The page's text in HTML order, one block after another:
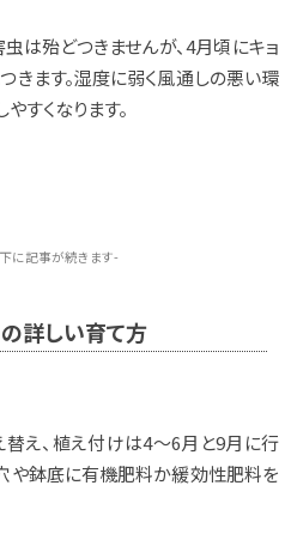
は殆どつきませんが、4月頃にキョ
きます。湿度に弱く風通しの悪い環
すくなります。
に記事が続きます-
の詳しい育て方
替え、植え付けは4～6月と9月に行
や鉢底に有機肥料か緩効性肥料を